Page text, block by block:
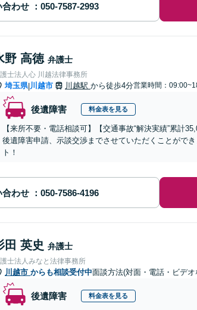
合わせ
野 高徳 弁護士
士法人心 川越法律事務所
埼玉県|川越市 川越駅 から徒歩4分営業時間：
後遺障害 料金表を見る
【来所不要・電話相談可】【交通事故“解決実績”累計
後遺障害申請、示談交渉までさせていただくことがで
ト！
合わせ
田 英史 弁護士
士法人みなと法律事務所
川越市 からも相談受付中面談方法(対面・電話・ビデ
後遺障害 料金表を見る